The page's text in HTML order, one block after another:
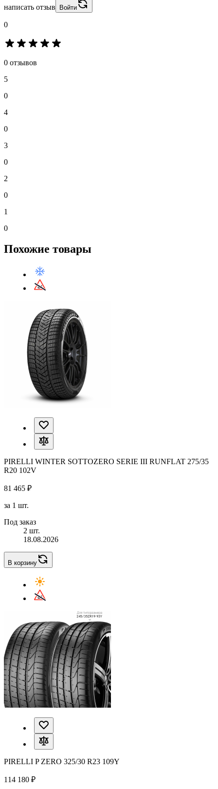
написать отзыв Войти
0
0 отзывов
5
0
4
0
3
0
2
0
1
0
Похожие товары
PIRELLI WINTER SOTTOZERO SERIE III RUNFLAT 275/35
R20 102V
81 465 ₽
за 1 шт.
Под заказ
2 шт.
18.08.2026
В корзину
PIRELLI P ZERO 325/30 R23 109Y
114 180 ₽